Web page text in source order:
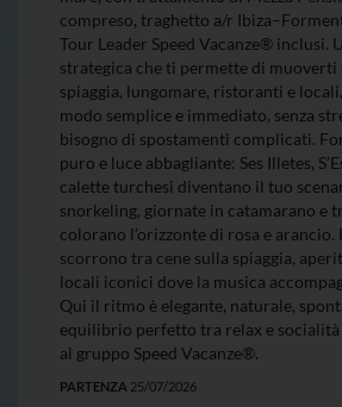
compreso, traghetto a/r
Tour Leader Speed Vacanze® inclusi.
strategica che ti permette di muoverti
spiaggia, lungomare, ristoranti e
modo semplice e immediato, senza
bisogno di spostamenti complicati.
puro e luce abbagliante: Ses Illetes,
calette turchesi diventano il tuo
snorkeling, giornate in catamarano e
colorano l’orizzonte di rosa e arancio.
scorrono tra cene sulla spiaggia,
locali iconici dove la musica
Qui il ritmo è elegante, naturale,
equilibrio perfetto tra relax e socialità
al gruppo Speed Vacanze®.
PARTENZA 25/07/2026